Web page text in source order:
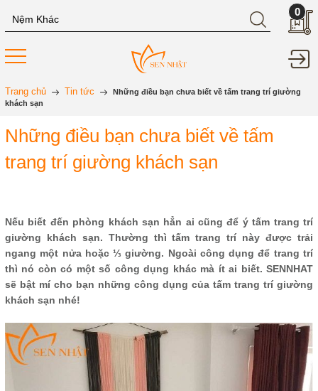
0
Trang chủ Tin tức
Những điều bạn chưa biết về tấm trang trí giường
khách sạn
Những điều bạn chưa biết về tấm
trang trí giường khách sạn
Nếu biết đến phòng khách sạn hẳn ai cũng để ý tấm trang trí
giường khách sạn. Thường thì tấm trang trí này được trải
ngang một nửa hoặc ⅓ giường. Ngoài công dụng để trang trí
thì nó còn có một số công dụng khác mà ít ai biết. SENNHAT
sẽ bật mí cho bạn những công dụng của tấm trang trí giường
khách sạn nhé!